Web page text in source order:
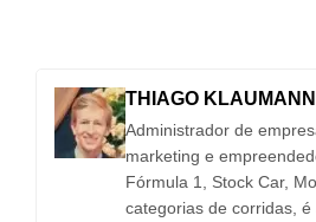
THIAGO KLAUMANN
Administrador de
marketing e
Fórmula 1, Stock Car,
categorias de corridas,